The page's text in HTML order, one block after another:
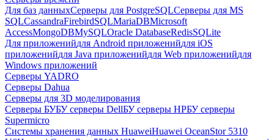
Для баз данныхСерверы для PostgreSQLСерверы для MS
SQLCassandraFirebirdSQLMariaDBMicrosoft
AccessMongoDBMySQLOracle DatabaseRedisSQLite
Для приложенийдля Android приложенийдля iOS
приложенийдля Java приложенийдля Web приложенийдля
Windows приложений
Серверы YADRO
Серверы Dahua
Серверы для 3D моделирования
Серверы БУБУ серверы DellБУ серверы HPБУ серверы
Supermicro
Системы хранения данных HuaweiHuawei OceanStor 5310